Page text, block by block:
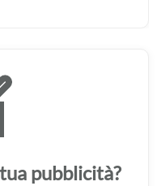
pubblicità?